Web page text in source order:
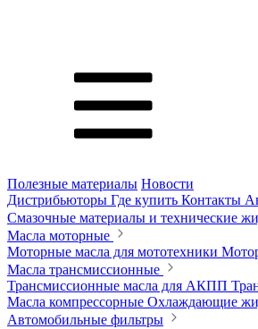
Полезные материалы Новости
Дистрибьюторы Где купить Контакты
Смазочные материалы и технические
Масла моторные
Моторные масла для мототехники
Масла трансмиссионные
Трансмиссионные масла для АКПП
Масла компрессорные Охлаждающие
Автомобильные фильтры